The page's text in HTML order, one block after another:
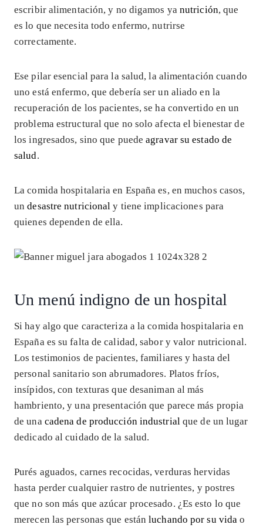
escribir alimentación, y no digamos ya nutrición, que
es lo que necesita todo enfermo, nutrirse
correctamente.
Ese pilar esencial para la salud, la alimentación cuando
uno está enfermo, que debería ser un aliado en la
recuperación de los pacientes, se ha convertido en un
problema estructural que no solo afecta el bienestar de
los ingresados, sino que puedeagravar su estado de
salud.
La comida hospitalaria en España es, en muchos casos,
undesastre nutricional y tiene implicaciones para
quienes dependen de ella.
Un menú indigno de un hospital
Si hay algo que caracteriza a la comida hospitalaria en
España es su falta de calidad, sabor y valor nutricional.
Los testimonios de pacientes, familiares y hasta del
personal sanitario son abrumadores. Platos fríos,
insípidos, con texturas que desaniman al más
hambriento, y una presentación que parece más propia
de una cadena de producción industrial que de un lugar
dedicado al cuidado de la salud.
Purés aguados, carnes recocidas, verduras hervidas
hasta perder cualquier rastro de nutrientes, y postres
que no son más que azúcar procesado. ¿Es esto lo que
merecen las personas que estánluchando por su vida o